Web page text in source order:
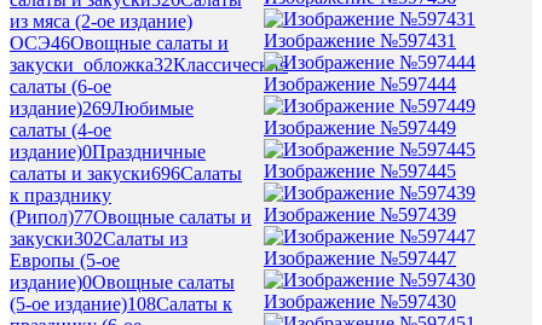
из мяса (2-ое издание)
ОСЭ46Овощные салаты и
закуски_обложка32Классические
салаты (6-ое
издание)269Любимые
салаты (4-ое
издание)0Праздничные
салаты и закуски696Салаты
к празднику
(Рипол)77Овощные салаты и
закуски302Салаты из
Европы (5-ое
издание)0Овощные салаты
(5-ое издание)108Салаты к
Изображение №597431
Изображение №597444
Изображение №597449
Изображение №597445
Изображение №597439
Изображение №597447
Изображение №597430